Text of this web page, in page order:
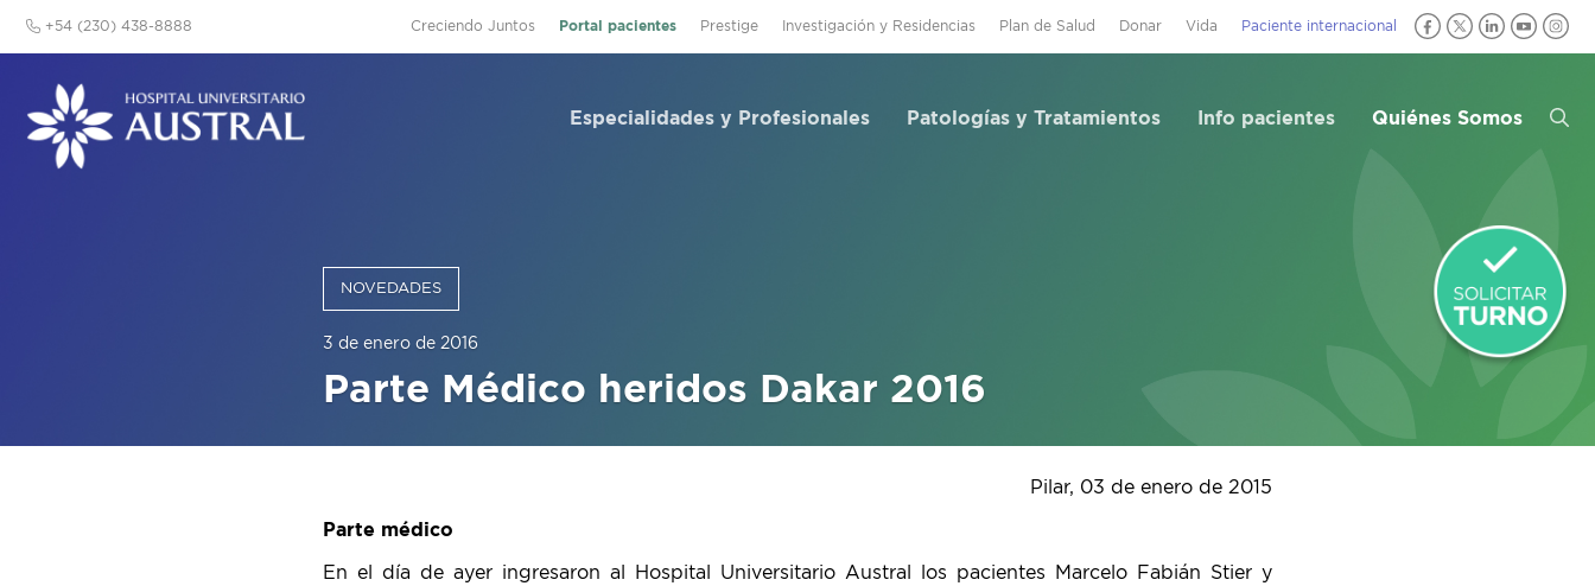
Creciendo Juntos Portal pacientes Prestige Investigación y Residencias Plan de Salud Donar Vida Paciente internacional
+54 (230) 438-8888
Especialidades y Profesionales Patologías y Tratamientos Info pacientes Quiénes Somos
NOVEDADES
3 de enero de 2016
Parte Médico heridos Dakar 2016
Pilar, 03 de enero de 2015
Parte médico
En el día de ayer ingresaron al Hospital Universitario Austral los pacientes Marcelo Fabián Stier y